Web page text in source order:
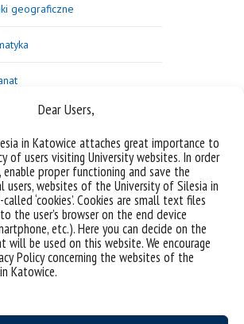
Dear Users,
in Katowice attaches great importance to
of users visiting University websites. In order
proper functioning and save the
websites of the University of Silesia in
‘cookies’. Cookies are small text files
the user’s browser on the end device
etc.). Here you can decide on the
be used on this website. We encourage
Policy concerning the websites of the
Katowice.
geograficzne
dyplomowe
pobrania